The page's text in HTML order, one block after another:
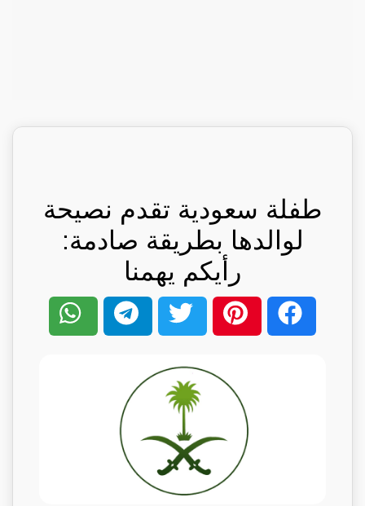
طفلة سعودية تقدم نصيحة
لوالدها بطريقة صادمة:
رأيكم يهمنا